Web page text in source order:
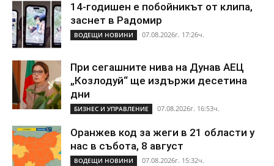
14-годишен е побойникът от клипа,
заснет в Радомир
ВОДЕЩИ НОВИНИ 07.08.2026г. 17:26ч.
При сегашните нива на Дунав АЕЦ
„Козлодуй“ ще издържи десетина
дни
БИЗНЕС И УПРАВЛЕНИЕ 07.08.2026г. 16:53ч.
Оранжев код за жеги в 21 области у
нас в събота, 8 август
ВОДЕЩИ НОВИНИ 07.08.2026г. 15:32ч.